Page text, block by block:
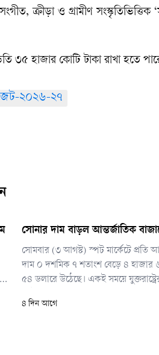
সংগীত, ক্রীড়া ও গ্রামীণ
৩৫ হাজার কোটি টাকা রাখা হতে
২০২৬-২৭
সোনার দাম বাড়ল আন্তর্জাতিক
সোমবার (৩ আগস্ট) স্পট মার্কেটে প্রতি
দাম ০ দশমিক ৭ শতাংশ বেড়ে ৪ হাজার
৫৪ ডলারে উঠেছে। একই সময়ে
বিক্রি হয়েছে প্রতি আউন্স ৪ হাজার ৬৬
৪ দিন আগে